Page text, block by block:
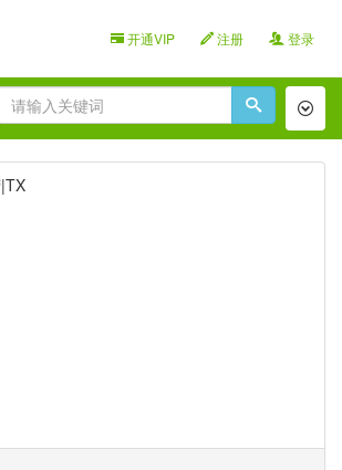
开通VIP 注册 登录